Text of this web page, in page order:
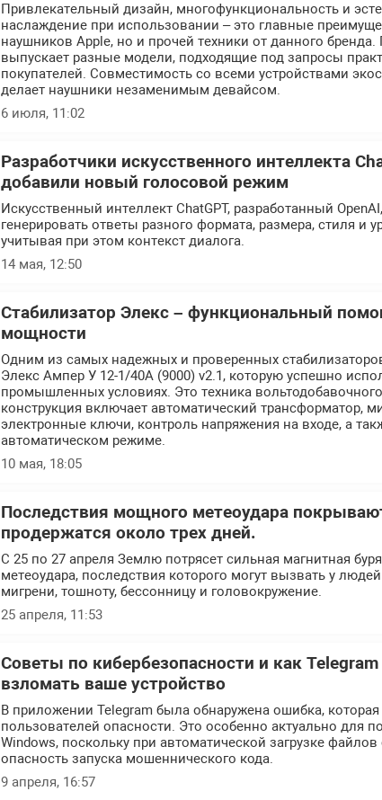
Привлекательный дизайн, многофункциональность и
наслаждение при использовании – это главные
наушников Apple, но и прочей техники от данного
выпускает разные модели, подходящие под запросы
покупателей. Совместимость со всеми устройствами
делает наушники незаменимым девайсом.
6 июля, 11:02
Разработчики искусственного интеллекта
добавили новый голосовой режим
Искусственный интеллект ChatGPT, разработанный
генерировать ответы разного формата, размера, стиля и
учитывая при этом контекст диалога.
14 мая, 12:50
Стабилизатор Элекс – функциональный
мощности
Одним из самых надежных и проверенных
Элекс Ампер У 12-1/40А (9000) v2.1, которую успешно
промышленных условиях. Это техника вольтодобавочного
конструкция включает автоматический трансформатор,
электронные ключи, контроль напряжения на входе, а
автоматическом режиме.
10 мая, 18:05
Последствия мощного метеоудара
продержатся около трех дней.
С 25 по 27 апреля Землю потрясет сильная магнитная
метеоудара, последствия которого могут вызвать у
мигрени, тошноту, бессонницу и головокружение.
25 апреля, 11:53
Советы по кибербезопасности и как
взломать ваше устройство
В приложении Telegram была обнаружена ошибка, которая
пользователей опасности. Это особенно актуально для
Windows, поскольку при автоматической загрузке файлов
опасность запуска мошеннического кода.
9 апреля, 16:57